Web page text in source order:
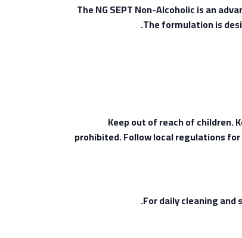
The NG SEPT Non-Alcoholic is an
The formulation is
Keep out of reach of children.
prohibited. Follow local regulations
For daily cleaning